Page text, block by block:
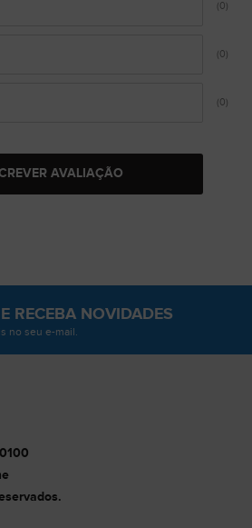
(0)
(0)
(0)
AVALIAÇÃO
E RECEBA NOVIDADES
no seu e-mail.